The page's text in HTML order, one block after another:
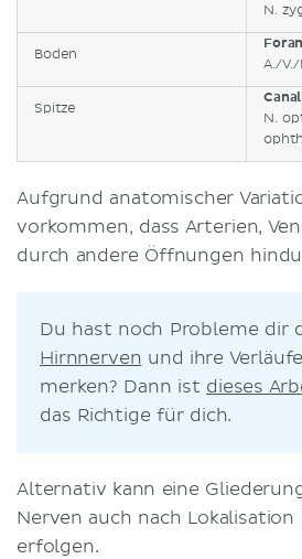
N.
Boden
A./
Spitze
N.
Aufgrund anatomischer
vorkommen, dass Arterien,
durch andere Öffnungen
Du hast noch Probleme dir
Hirnnerven und ihre
merken? Dann ist dieses
das Richtige für dich.
Alternativ kann eine
Nerven auch nach
erfolgen.